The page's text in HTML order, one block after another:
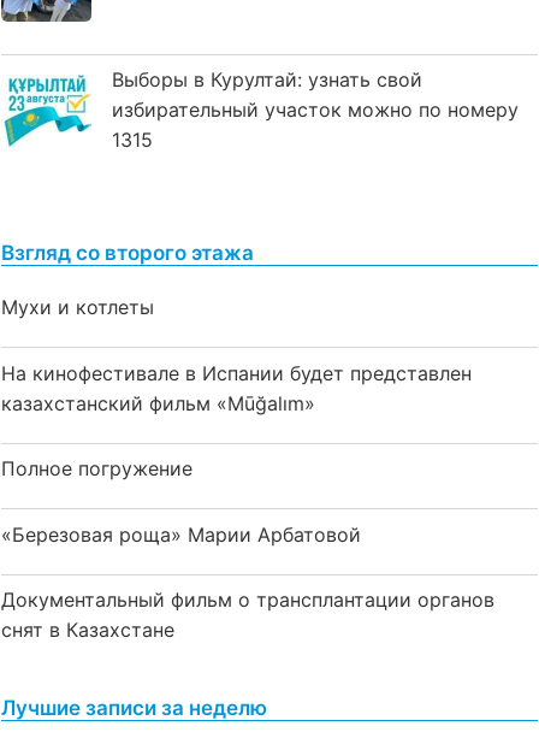
Выборы в Курултай: узнать свой
избирательный участок можно по номеру
1315
Взгляд со второго этажа
Мухи и котлеты
На кинофестивале в Испании будет представлен
казахстанский фильм «Mūğalım»
Полное погружение
«Березовая роща» Марии Арбатовой
Документальный фильм о трансплантации органов
снят в Казахстане
Лучшие записи за неделю